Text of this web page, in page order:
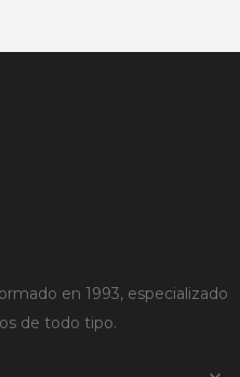
en 1993, especializado
de todo tipo.